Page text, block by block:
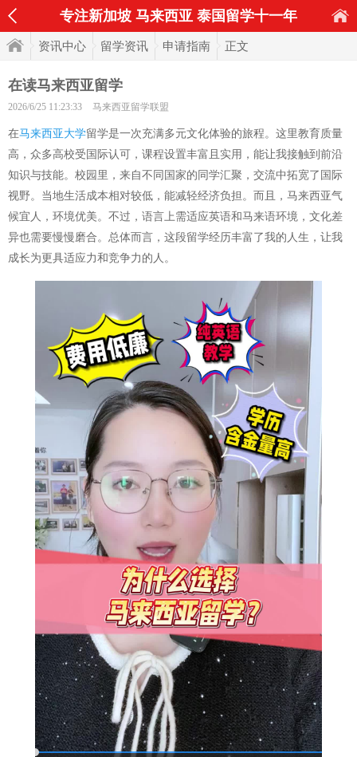
专注新加坡 马来西亚 泰国留学十一年
资讯中心 留学资讯 申请指南 正文
在读马来西亚留学
2026/6/25 11:23:33 马来西亚留学联盟
在马来西亚大学留学是一次充满多元文化体验的旅程。这里教育质量
高，众多高校受国际认可，课程设置丰富且实用，能让我接触到前沿
知识与技能。校园里，来自不同国家的同学汇聚，交流中拓宽了国际
视野。当地生活成本相对较低，能减轻经济负担。而且，马来西亚气
候宜人，环境优美。不过，语言上需适应英语和马来语环境，文化差
异也需要慢慢磨合。总体而言，这段留学经历丰富了我的人生，让我
成长为更具适应力和竞争力的人。